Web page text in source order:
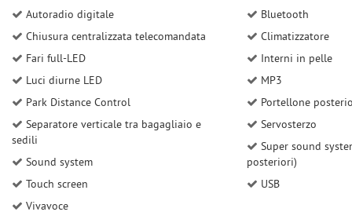
Autoradio digitale
Chiusura centralizzata telecomandata
Fari full-LED
Luci diurne LED
Park Distance Control
Separatore verticale tra bagagliaio e
sedili
Sound system
Touch screen
Vivavoce
Bluetooth
Climatizzatore
Interni in pelle
MP3
Portellone
Servosterzo
Super sound
posteriori)
USB
questi
strumenti
tracciamento
si
alla
cookie
policy.
Puoi
e
modificare